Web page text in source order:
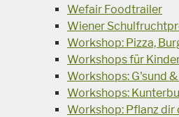
Wefair Foodtrailer
Wiener
Workshop: Pizza,
Workshops für
Workshops: G'sund
Workshops:
Workshop: Pflanz dir